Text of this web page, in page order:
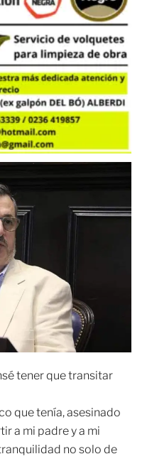
tener que transitar
que tenía, asesinado
a mi padre y a mi
no solo de